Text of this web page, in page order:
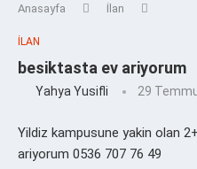
Anasayfa İlan
İLAN
besiktasta ev ariyorum
Yahya Yusifli 29
Yildiz kampusune yakin olan
ariyorum 0536 707 76 49